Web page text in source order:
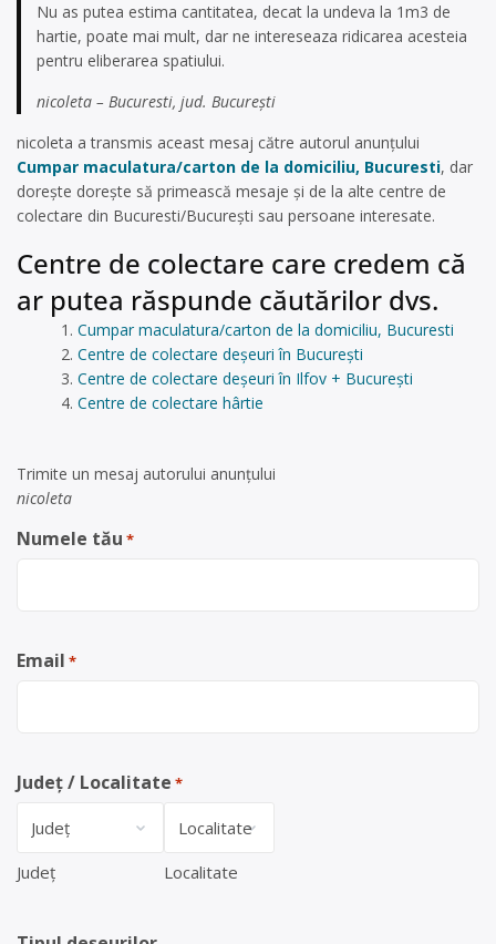
Nu as putea estima cantitatea, decat la undeva la 1m3 de
hartie, poate mai mult, dar ne intereseaza ridicarea acesteia
pentru eliberarea spatiului.
nicoleta – Bucuresti, jud. București
nicoleta a transmis aceast mesaj către autorul anunțului
Cumpar maculatura/carton de la domiciliu, Bucuresti, dar
dorește dorește să primească mesaje și de la alte centre de
colectare din Bucuresti/București sau persoane interesate.
Centre de colectare care credem că
ar putea răspunde căutărilor dvs.
Cumpar maculatura/carton de la domiciliu, Bucuresti
Centre de colectare deșeuri în București
Centre de colectare deșeuri în Ilfov + București
Centre de colectare hârtie
Trimite un mesaj autorului anunţului
nicoleta
Numele tău *
Email *
Județ / Localitate *
Județ Localitate